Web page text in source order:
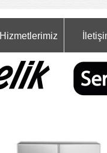
Hizmetlerimiz